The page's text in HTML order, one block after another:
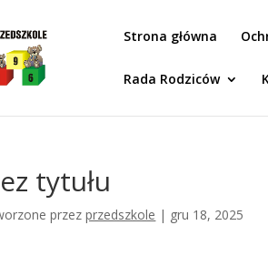
Strona główna
Rada Rodziców
tytułu
przezprzedszkole | gru 18, 2025